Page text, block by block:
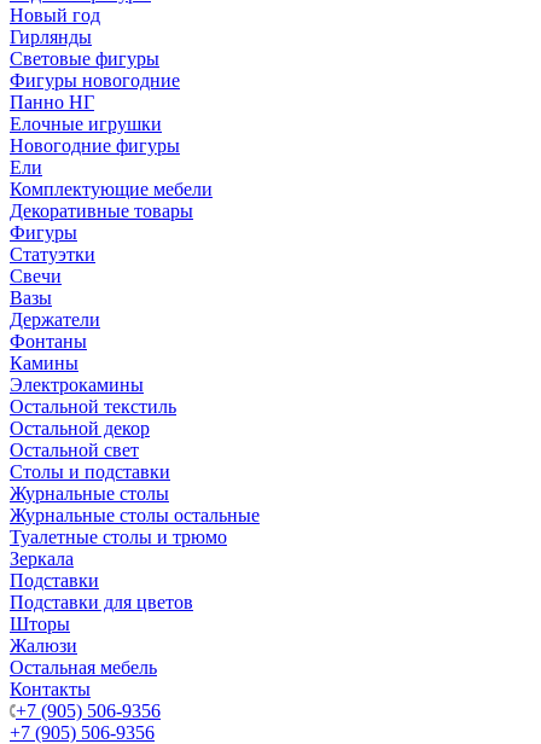
Новый год
Гирлянды
Световые фигуры
Фигуры новогодние
Панно НГ
Елочные игрушки
Новогодние фигуры
Ели
Комплектующие мебели
Декоративные товары
Фигуры
Статуэтки
Свечи
Вазы
Держатели
Фонтаны
Камины
Электрокамины
Остальной текстиль
Остальной декор
Остальной свет
Столы и подставки
Журнальные столы
Журнальные столы остальные
Туалетные столы и трюмо
Зеркала
Подставки
Подставки для цветов
Шторы
Жалюзи
Остальная мебель
Контакты
+7 (905) 506-9356
+7 (905) 506-9356